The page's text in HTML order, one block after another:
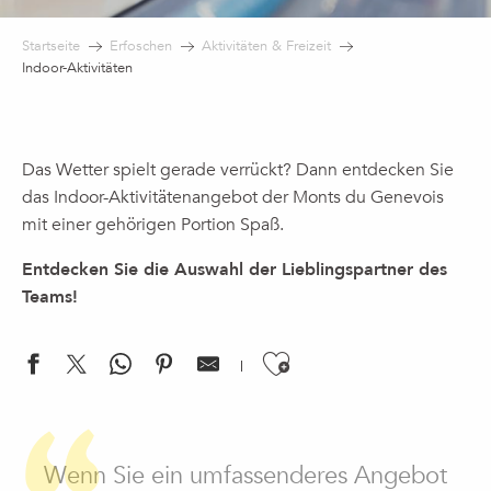
Startseite Erfoschen
Aktivitäten & Freizeit
Indoor-Aktivitäten
Das Wetter spielt gerade verrückt? Dann entdecken Sie
das Indoor-Aktivitätenangebot der Monts du Genevois
mit einer gehörigen Portion Spaß.
Entdecken Sie die Auswahl der Lieblingspartner des
Teams!
Ajouter aux
Arkose Genevois
UCPA Vitam'Ludic
Wenn Sie ein umfassenderes Angebot